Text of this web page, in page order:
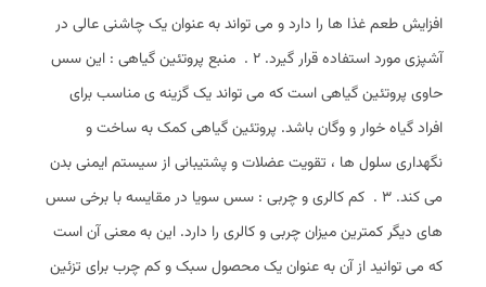
افزایش طعم غذا ها را دارد و می ‌تواند به عنوان یک چاشنی عالی در
آشپزی مورد استفاده قرار گیرد. 2 . منبع پروتئین گیاهی : این سس
حاوی پروتئین گیاهی است که می ‌تواند یک گزینه ‌ی مناسب برای
افراد گیاه ‌خوار و وگان باشد. پروتئین گیاهی کمک به ساخت و
نگهداری سلول ‌ها ، تقویت عضلات و پشتیبانی از سیستم ایمنی بدن
می ‌کند. 3 . کم کالری و چربی : سس سویا در مقایسه با برخی سس‌
های دیگر کمترین میزان چربی و کالری را دارد. این به معنی آن است
که می ‌توانید از آن به عنوان یک محصول سبک و کم ‌چرب برای تزئین